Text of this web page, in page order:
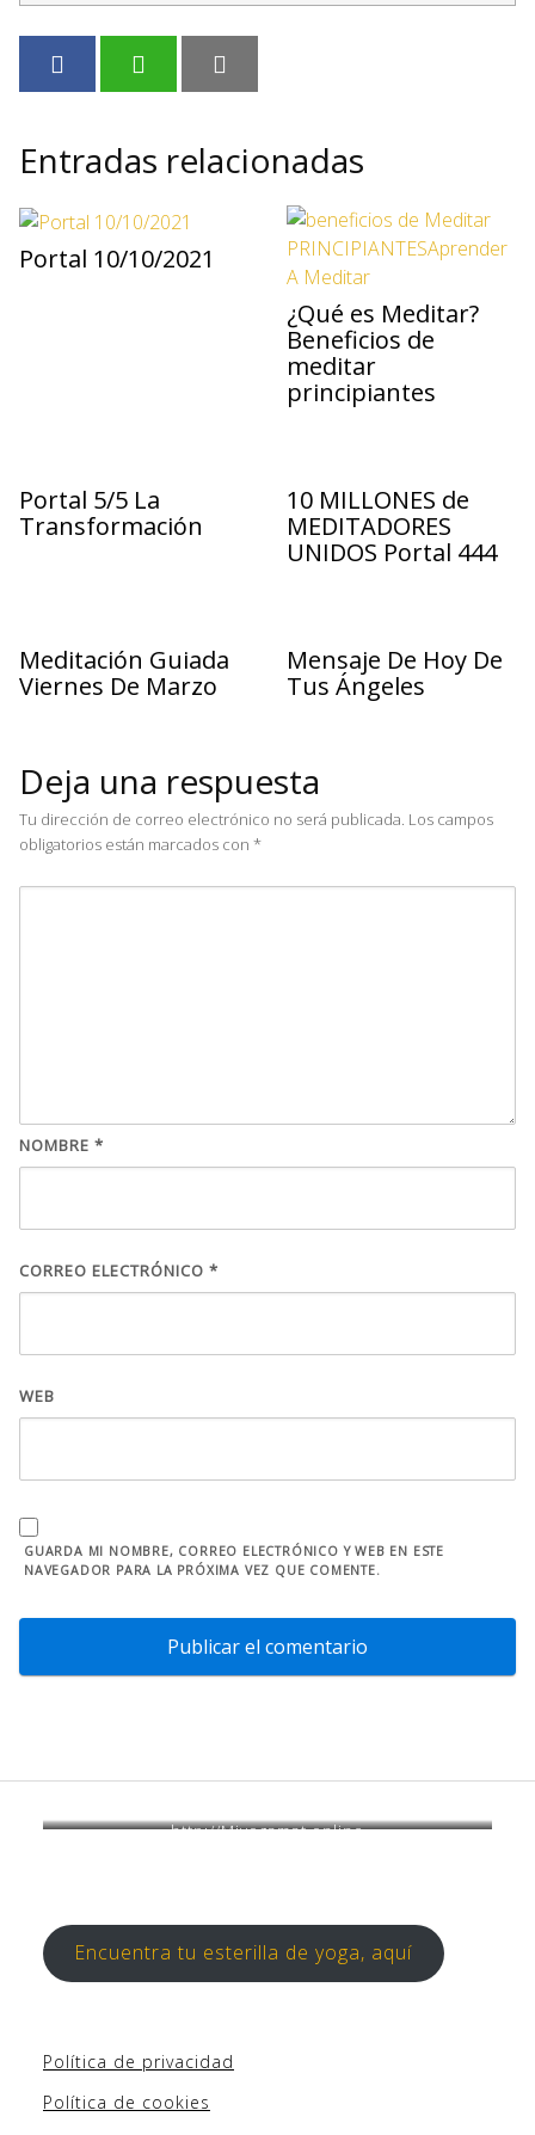
Entradas relacionadas
Portal 10/10/2021
¿Qué es Meditar?
Beneficios de
meditar
principiantes
Portal 5/5 La
Transformación
10 MILLONES de
MEDITADORES
UNIDOS Portal 444
Meditación Guiada
Viernes De Marzo
Mensaje De Hoy De
Tus Ángeles
Deja una respuesta
Tu dirección de correo electrónico no será publicada. Los campos
obligatorios están marcados con *
NOMBRE *
CORREO ELECTRÓNICO *
WEB
GUARDA MI NOMBRE, CORREO ELECTRÓNICO Y WEB EN ESTE
NAVEGADOR PARA LA PRÓXIMA VEZ QUE COMENTE.
http://Miyogamat.online
Encuentra tu esterilla de yoga, aquí
Política de privacidad
Política de cookies